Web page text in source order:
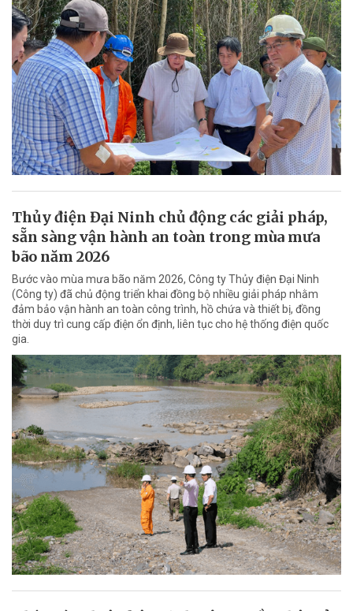
Thủy điện Đại Ninh chủ động các giải pháp,
sẵn sàng vận hành an toàn trong mùa mưa
bão năm 2026
Bước vào mùa mưa bão năm 2026, Công ty Thủy điện Đại Ninh
(Công ty) đã chủ động triển khai đồng bộ nhiều giải pháp nhằm
đảm bảo vận hành an toàn công trình, hồ chứa và thiết bị, đồng
thời duy trì cung cấp điện ổn định, liên tục cho hệ thống điện quốc
gia.